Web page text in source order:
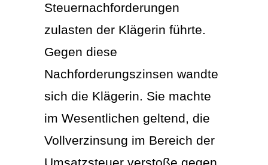
Steuernachforderungen
zulasten der Klägerin führte.
Gegen diese
Nachforderungszinsen wandte
sich die Klägerin. Sie machte
im Wesentlichen geltend, die
Vollverzinsung im Bereich der